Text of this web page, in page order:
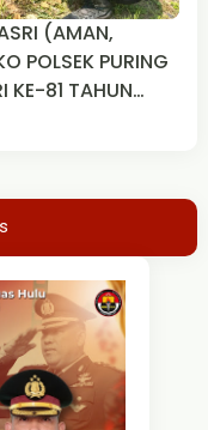
(AMAN,
POLSEK PURING
KE-81 TAHUN